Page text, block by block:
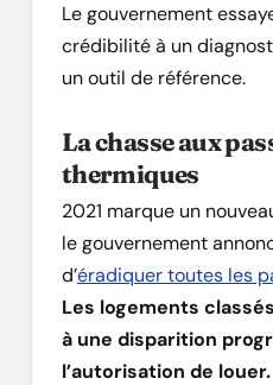
Le gouvernement
crédibilité à un
un outil de référence.
La chasse aux
thermiques
2021 marque un
le gouvernement
d’éradiquer toutes les
Les logements
à une disparition
l’autorisation de louer.